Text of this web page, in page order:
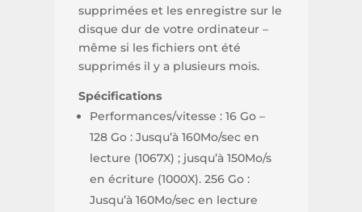
supprimées et les enregistre sur le
disque dur de votre ordinateur –
même si les fichiers ont été
supprimés il y a plusieurs mois.
Spécifications
Performances/vitesse : 16 Go –
128 Go : Jusqu’à 160Mo/sec en
lecture (1067X) ; jusqu’à 150Mo/s
en écriture (1000X). 256 Go :
Jusqu’à 160Mo/sec en lecture